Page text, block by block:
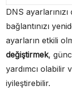
DNS
bağlantınızı
ayarların etkili
değiştirmek,
yardımcı olabilir
iyileştirebilir.